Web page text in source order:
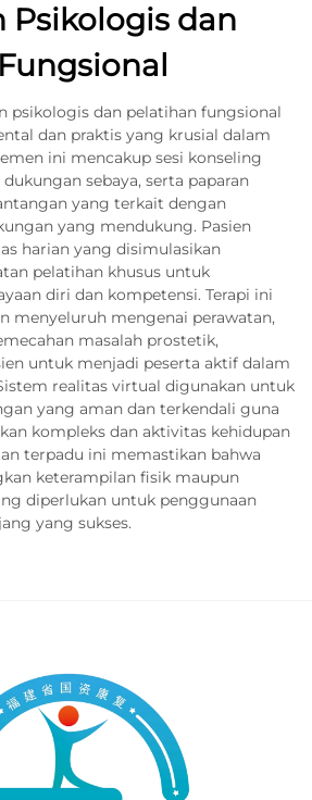
Psikologis dan
psikologis dan pelatihan fungsional
dan praktis yang krusial dalam
ini mencakup sesi konseling
sebaya, serta paparan
yang terkait dengan
yang mendukung. Pasien
harian yang disimulasikan
pelatihan khusus untuk
diri dan kompetensi. Terapi ini
menyeluruh mengenai perawatan,
masalah prostetik,
untuk menjadi peserta aktif dalam
realitas virtual digunakan untuk
yang aman dan terkendali guna
kompleks dan aktivitas kehidupan
terpadu ini memastikan bahwa
keterampilan fisik maupun
diperlukan untuk penggunaan
yang sukses.